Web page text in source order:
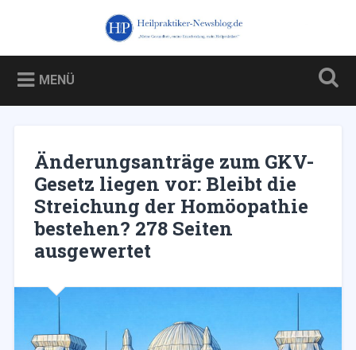
Heilpraktiker-Newsblog.de
Blog über und für Heilpraktiker – und über die Kampagne
gegen sie
MENÜ
Änderungsanträge zum GKV-
Gesetz liegen vor: Bleibt die
Streichung der Homöopathie
bestehen? 278 Seiten
ausgewertet